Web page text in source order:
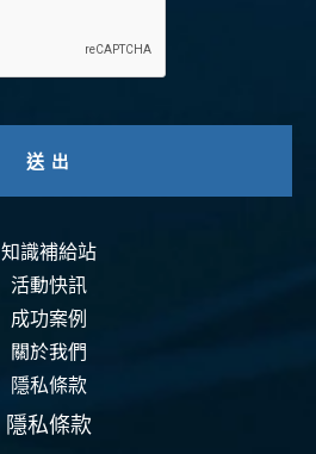
知識補給站
活動快訊
成功案例
關於我們
隱私條款
隱私條款